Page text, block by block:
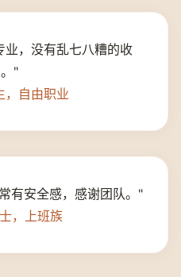
业，没有乱七八糟的收
"
自由职业
有安全感，感谢团队。"
，上班族